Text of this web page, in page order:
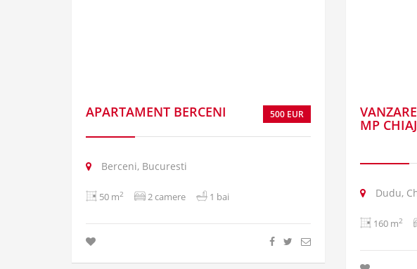
APARTAMENT BERCENI 500 EUR
Berceni, Bucuresti
50 m2 2 camere 1 bai
MP
Dudu,
160 m2